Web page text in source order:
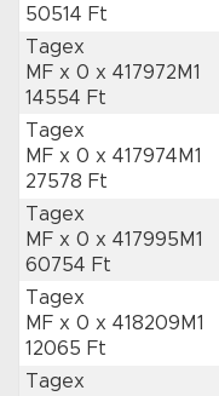
50514 Ft
Tagex
MF x 0 x 417972M1
14554 Ft
Tagex
MF x 0 x 417974M1
27578 Ft
Tagex
MF x 0 x 417995M1
60754 Ft
Tagex
MF x 0 x 418209M1
12065 Ft
Tagex